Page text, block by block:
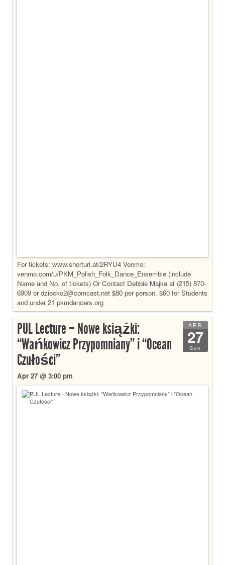
For tickets: www.shorturl.at/2RYU4 Venmo:
venmo.com/u/PKM_Polish_Folk_Dance_Ensemble (include
Name and No. of tickets) Or Contact Debbie Majka at (215) 870-
6909 or dziecko2@comcast.net $80 per person. $60 for Students
and under 21 pkmdancers.org
APR
27
Sun
PUL Lecture – Nowe książki:
“Wańkowicz Przypomniany” i “Ocean
Czułości”
Apr 27 @ 3:00 pm